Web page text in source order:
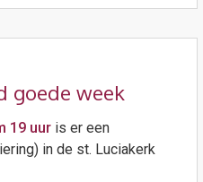
goede week
19 uuris er een
in de st. Luciakerk